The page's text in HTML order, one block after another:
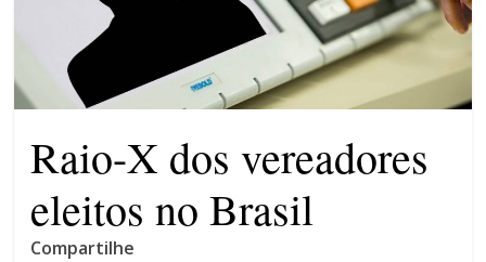
Dourado e Lilás
Agosto Lilás combate a
violência contra a mulher
Raio-X dos vereadores
eleitos no Brasil
Compartilhe